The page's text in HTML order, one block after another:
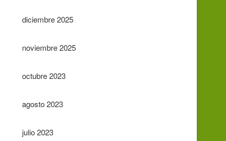
diciembre 2025
noviembre 2025
octubre 2023
agosto 2023
julio 2023